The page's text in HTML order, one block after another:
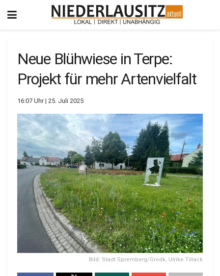
Neue Blühwiese in Terpe:
Projekt für mehr Artenvielfalt
16:07 Uhr | 25. Juli 2025
Bild: Stadt Spremberg/Grodk, Ulrike Tillack